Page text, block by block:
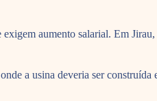
aumento salarial. Em
a usina deveria ser construída